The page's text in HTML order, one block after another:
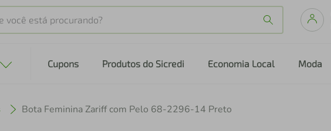
está procurando?
Cupons Produtos do Sicredi Economia Local Moda
Bota Feminina Zariff com Pelo 68-2296-14 Preto